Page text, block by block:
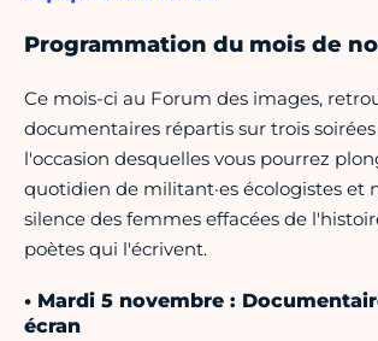
Programmation du mois de
Ce mois-ci au Forum des images,
documentaires répartis sur trois soirées
l'occasion desquelles vous pourrez
quotidien de militant·es écologistes et
silence des femmes effacées de
poètes qui l'écrivent.
• Mardi 5 novembre :
écran